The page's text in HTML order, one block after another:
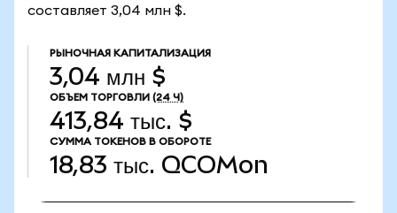
составляет 3,04 млн $.
РЫНОЧНАЯ КАПИТАЛИЗАЦИЯ
3,04 млн $
ОБЪЕМ ТОРГОВЛИ (24 Ч)
413,84 тыс. $
СУММА ТОКЕНОВ В ОБОРОТЕ
18,83 тыс. QCOMon